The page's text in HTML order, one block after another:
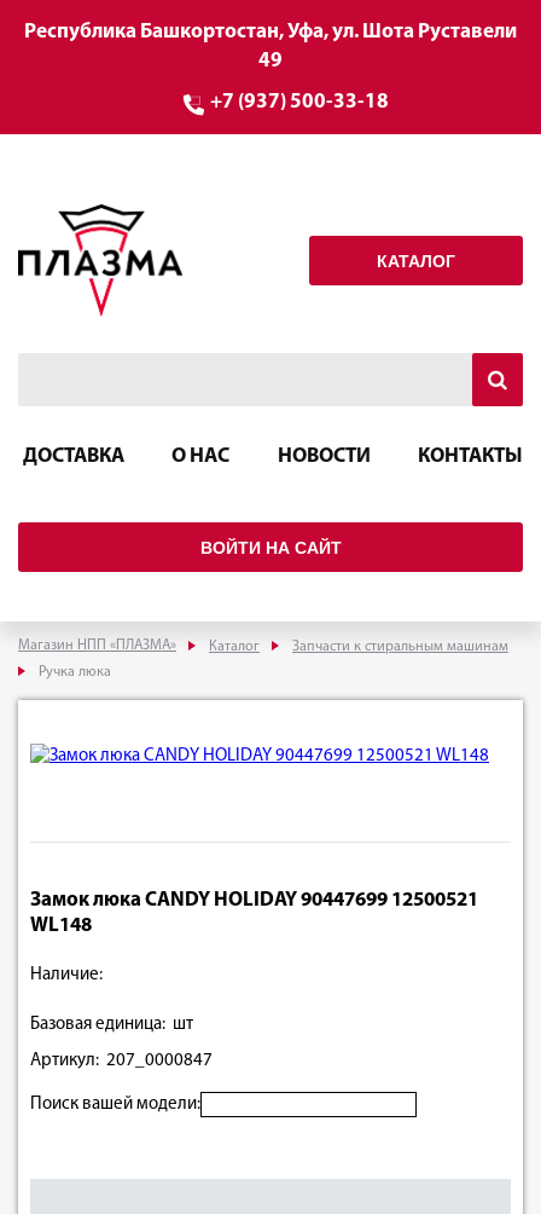
Республика Башкортостан, Уфа, ул. Шота Руставели
49
+7 (937) 500-33-18
КАТАЛОГ
ДОСТАВКА О НАС НОВОСТИ КОНТАКТЫ
ВОЙТИ НА САЙТ
Магазин НПП «ПЛАЗМА» Каталог
Запчасти к стиральным машинам
Ручка люка
Замок люка CANDY HOLIDAY 90447699 12500521
WL148
Наличие:
Базовая единица: шт
Артикул: 207_0000847
Поиск вашей модели: